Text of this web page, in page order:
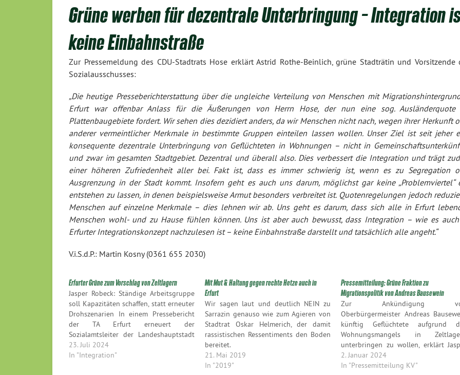
Grüne werben für dezentrale Unterbringung – Integration
keine Einbahnstraße
Zur Pressemeldung des CDU-Stadtrats Hose erklärt Astrid Rothe-Beinlich, grüne Stadträtin und Vorsitzende
Sozialausschusses:
„Die heutige Presseberichterstattung über die ungleiche Verteilung von Menschen mit
Erfurt war offenbar Anlass für die Äußerungen von Herrn Hose, der nun eine sog. Ausländerquote
Plattenbaugebiete fordert. Wir sehen dies dezidiert anders, da wir Menschen nicht nach, wegen ihrer Herkunft
anderer vermeintlicher Merkmale in bestimmte Gruppen einteilen lassen wollen. Unser Ziel ist seit jeher
konsequente dezentrale Unterbringung von Geflüchteten in Wohnungen – nicht in
und zwar im gesamten Stadtgebiet. Dezentral und überall also. Dies verbessert die Integration und trägt
einer höheren Zufriedenheit aller bei. Fakt ist, dass es immer schwierig ist, wenn es zu Segregation
Ausgrenzung in der Stadt kommt. Insofern geht es auch uns darum, möglichst gar keine „Problemviertel“
entstehen zu lassen, in denen beispielsweise Armut besonders verbreitet ist. Quotenregelungen jedoch
Menschen auf einzelne Merkmale – dies lehnen wir ab. Uns geht es darum, dass sich alle in Erfurt
Menschen wohl- und zu Hause fühlen können. Uns ist aber auch bewusst, dass Integration – wie es
Erfurter Integrationskonzept nachzulesen ist – keine Einbahnstraße darstellt und tatsächlich alle angeht.“
V.i.S.d.P.: Martin Kosny (0361 655 2030)
Erfurter Grüne zum Vorschlag von Zeltlagern
Jasper Robeck: Ständige Arbeitsgruppe
soll Kapazitäten schaffen, statt erneuter
Drohszenarien In einem Pressebericht
der TA Erfurt erneuert der
Sozialamtsleiter der Landeshauptstadt
die Möglichkeit, Zeltstädte für
Geflüchtete zur errichten, sollte das
23. Juli 2024
In "Integration"
Mit Mut & Haltung gegen rechte Hetze auch in
Erfurt
Wir sagen laut und deutlich NEIN zu
Sarrazin genauso wie zum Agieren von
Stadtrat Oskar Helmerich, der damit
rassistischen Ressentiments den Boden
bereitet.
21. Mai 2019
In "2019"
Pressemitteilung: Grüne Fraktion zu
Migrationspolitik von Andreas Bausewein
Zur Ankündigung
Oberbürgermeister Andreas
künftig Geflüchtete aufgrund
Wohnungsmangels in
unterbringen zu wollen, erklärt
Robeck, Sprecher des
Kreisverbands von Bündnis 90/
2. Januar 2024
In "Pressemitteilung KV"